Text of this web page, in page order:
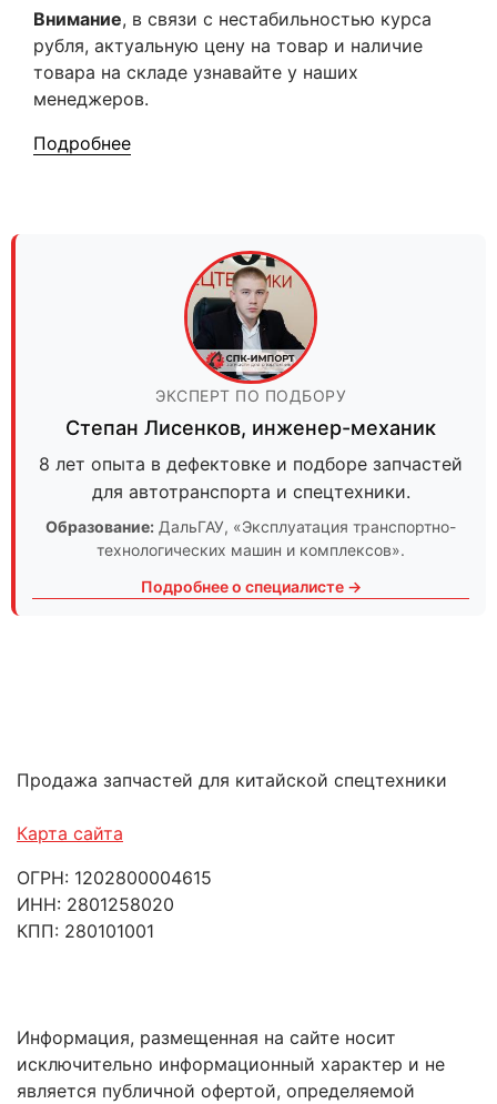
Внимание, в связи с нестабильностью курса
рубля, актуальную цену на товар и наличие
товара на складе узнавайте у наших
менеджеров.
Подробнее
ЭКСПЕРТ ПО ПОДБОРУ
Степан Лисенков, инженер-механик
8 лет опыта в дефектовке и подборе запчастей
для автотранспорта и спецтехники.
Образование: ДальГАУ, «Эксплуатация транспортно-
технологических машин и комплексов».
Подробнее о специалисте →
Продажа запчастей для китайской спецтехники
Карта сайта
ОГРН: 1202800004615
ИНН: 2801258020
КПП: 280101001
Информация, размещенная на сайте носит
исключительно информационный характер и не
является публичной офертой, определяемой